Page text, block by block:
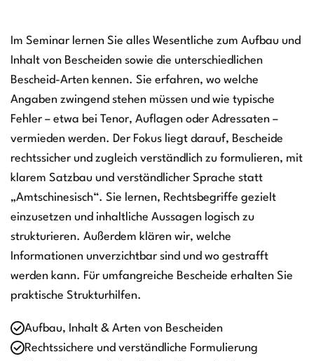
Im Seminar lernen Sie alles Wesentliche zum Aufbau und
Inhalt von Bescheiden sowie die unterschiedlichen
Bescheid-Arten kennen. Sie erfahren, wo welche
Angaben zwingend stehen müssen und wie typische
Fehler – etwa bei Tenor, Auflagen oder Adressaten –
vermieden werden. Der Fokus liegt darauf, Bescheide
rechtssicher und zugleich verständlich zu formulieren, mit
klarem Satzbau und verständlicher Sprache statt
„Amtschinesisch“. Sie lernen, Rechtsbegriffe gezielt
einzusetzen und inhaltliche Aussagen logisch zu
strukturieren. Außerdem klären wir, welche
Informationen unverzichtbar sind und wo gestrafft
werden kann. Für umfangreiche Bescheide erhalten Sie
praktische Strukturhilfen.
Aufbau, Inhalt & Arten von Bescheiden
Rechtssichere und verständliche Formulierung